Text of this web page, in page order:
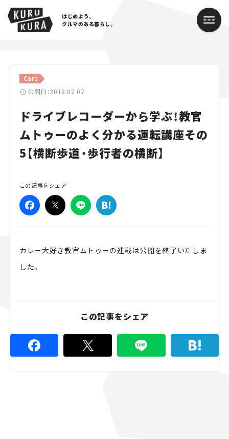
はじめよう、
クルマのある暮らし。
Cars
公開日：2018.02.07
ドライブレコーダーから学ぶ！教官
ムトゥーのよく分かる運転講座その
5【横断歩道・歩行者の横断】
この記事をシェア
カレー大好き教官ムトゥーの連載は公開を終了いたしま
した。
この記事をシェア
Cars
Lifestyle
Traffic
Special
Series
Campaign
マツダ｜Mazda
マツダ ロードスター｜Mazda Roadster